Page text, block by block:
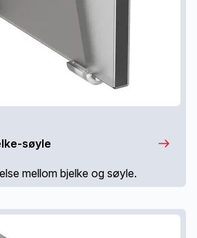
søyle
mellom bjelke og søyle.